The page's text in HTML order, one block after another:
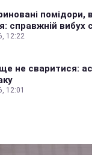
помідори,
справжній вибух
12:22
не сваритися:
12:01